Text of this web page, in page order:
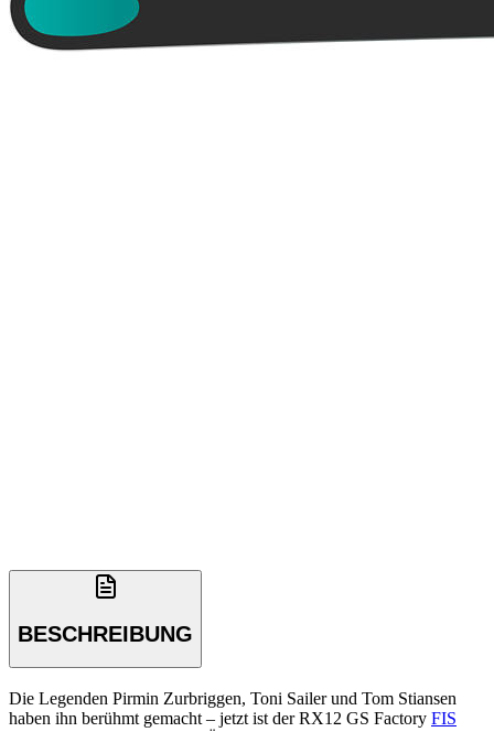
BESCHREIBUNG
Die Legenden Pirmin Zurbriggen, Toni Sailer und Tom Stiansen
haben ihn berühmt gemacht – jetzt ist der RX12 GS Factory FIS